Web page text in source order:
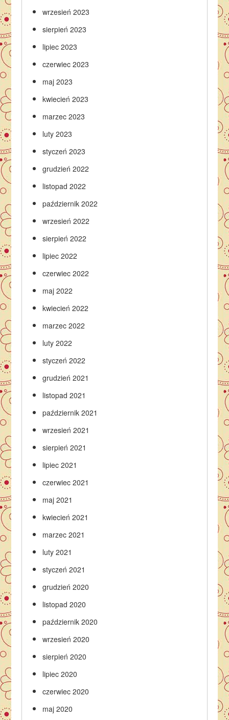
wrzesień 2023
sierpień 2023
lipiec 2023
czerwiec 2023
maj 2023
kwiecień 2023
marzec 2023
luty 2023
styczeń 2023
grudzień 2022
listopad 2022
październik 2022
wrzesień 2022
sierpień 2022
lipiec 2022
czerwiec 2022
maj 2022
kwiecień 2022
marzec 2022
luty 2022
styczeń 2022
grudzień 2021
listopad 2021
październik 2021
wrzesień 2021
sierpień 2021
lipiec 2021
czerwiec 2021
maj 2021
kwiecień 2021
marzec 2021
luty 2021
styczeń 2021
grudzień 2020
listopad 2020
październik 2020
wrzesień 2020
sierpień 2020
lipiec 2020
czerwiec 2020
maj 2020